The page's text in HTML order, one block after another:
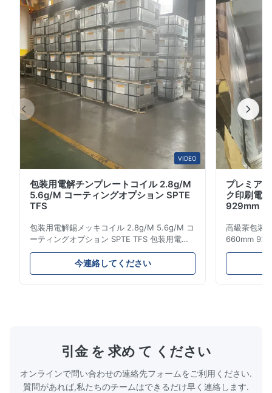
度、耐食性、長期信頼性を考慮して設計されたこれらのチ
ューブは、世界中の構造工学および製造プロジェクトで広
く使用されています。 幅広い寸法と壁厚が用意されてい
る亜鉛メッキ中空セクションは、機械的性能、耐候性、経
済的価値の理想的な組み合わせを提供します。優れた成形
性と溶接性により、標準用途とカスタマイズ用途の両方に
適しています。 商業建設、太陽光発電システム、農業施
設、産業用フレームワークのい...
VIDEO
包装用電解チンプレートコイル 2.8g/M
5.6g/M コーティングオプション SPTE
TFS
包装用電解錫メッキコイル 2.8g/M 5.6g/M コ
ーティングオプション SPTE TFS 包装用電解
錫メッキコイル - 2.8/2.8 & 5.6/5.6g/m コー
ティングオプション SPTE TFS 電解錫メッキ
（ETP）は、安全で長持ちする金属包装を作成
と保存特性を提供します。酸素、湿気、光、外
部汚染物質を効果的に遮断することで、敏感な
今連絡してください
プレミア
ク印刷電
929mm
高級茶包装
660mm
ク・チン・
に設計され
食...
引金 を 求め て ください
オンラインで問い合わせの連絡先フォームをご利用ください.
質問があれば,私たちのチームはできるだけ早く連絡します.